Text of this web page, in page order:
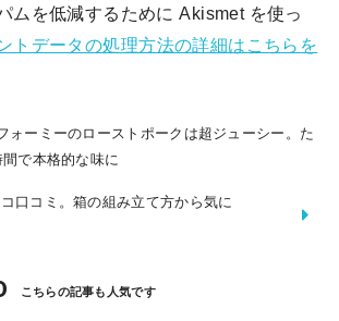
ムを低減するために Akismet を使っ
トデータの処理方法の詳細はこちらを
ォーミーのローストポークは超ジューシー。た
間で本格的な味に
口コミ。箱の組み立て方から気に